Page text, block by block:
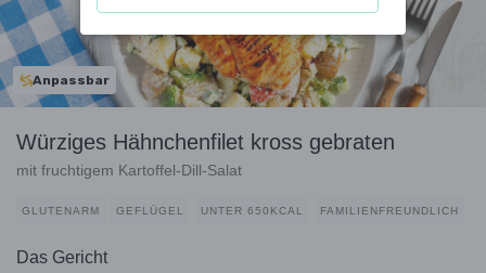
Anpassbar
Würziges Hähnchenfilet kross gebraten
mit fruchtigem Kartoffel-Dill-Salat
GLUTENARM GEFLÜGEL UNTER 650KCAL FAMILIENFREUNDLICH
Das Gericht